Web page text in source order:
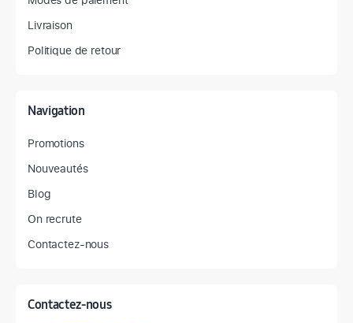
Livraison
Politique de retour
Navigation
Promotions
Nouveautés
Blog
On recrute
Contactez-nous
Contactez-nous